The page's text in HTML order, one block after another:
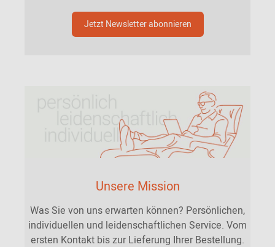
Jetzt Newsletter abonnieren
Unsere Mission
Was Sie von uns erwarten können? Persönlichen,
individuellen und leidenschaftlichen Service. Vom
ersten Kontakt bis zur Lieferung Ihrer Bestellung.